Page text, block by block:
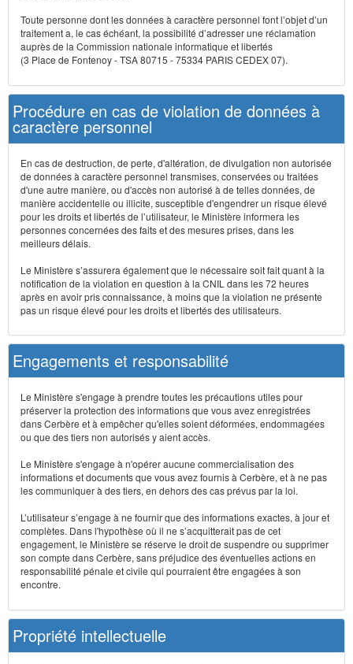
Toute personne dont les données à caractère personnel font l’objet d’un
traitement a, le cas échéant, la possibilité d’adresser une réclamation
auprès de la Commission nationale informatique et libertés
(3 Place de Fontenoy - TSA 80715 - 75334 PARIS CEDEX 07).
Procédure en cas de violation de données à
caractère personnel
En cas de destruction, de perte, d'altération, de divulgation non autorisée
de données à caractère personnel transmises, conservées ou traitées
d'une autre manière, ou d'accès non autorisé à de telles données, de
manière accidentelle ou illicite, susceptible d'engendrer un risque élevé
pour les droits et libertés de l’utilisateur, le Ministère informera les
personnes concernées des faits et des mesures prises, dans les
meilleurs délais.
Le Ministère s’assurera également que le nécessaire soit fait quant à la
notification de la violation en question à la CNIL dans les 72 heures
après en avoir pris connaissance, à moins que la violation ne présente
pas un risque élevé pour les droits et libertés des utilisateurs.
Engagements et responsabilité
Le Ministère s'engage à prendre toutes les précautions utiles pour
préserver la protection des informations que vous avez enregistrées
dans Cerbère et à empêcher qu'elles soient déformées, endommagées
ou que des tiers non autorisés y aient accès.
Le Ministère s'engage à n'opérer aucune commercialisation des
informations et documents que vous avez fournis à Cerbère, et à ne pas
les communiquer à des tiers, en dehors des cas prévus par la loi.
L’utilisateur s’engage à ne fournir que des informations exactes, à jour et
complètes. Dans l'hypothèse où il ne s’acquitterait pas de cet
engagement, le Ministère se réserve le droit de suspendre ou supprimer
son compte dans Cerbère, sans préjudice des éventuelles actions en
responsabilité pénale et civile qui pourraient être engagées à son
encontre.
Propriété intellectuelle